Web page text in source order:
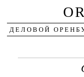
ДЕЛОВОЙ